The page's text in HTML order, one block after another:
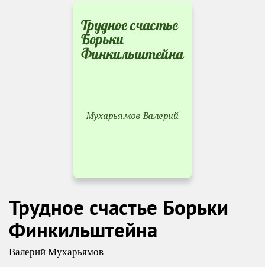
Трудное счастье Борьки
Финкильштейна
Валерий Мухарьямов